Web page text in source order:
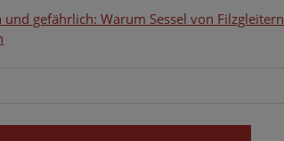
und gefährlich: Warum Sessel von Filzgleitern